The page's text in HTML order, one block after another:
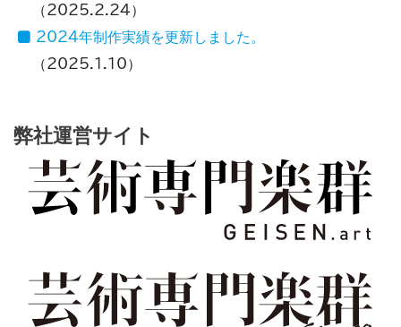
2025.2.24
2024年制作実績を更新しました。
2025.1.10
弊社運営サイト